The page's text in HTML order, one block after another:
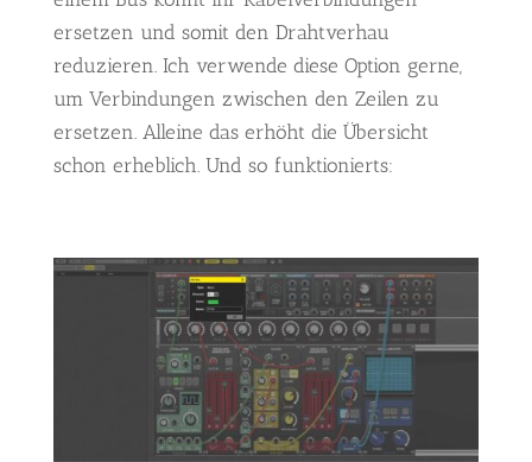
ersetzen und somit den Drahtverhau
reduzieren. Ich verwende diese Option gerne,
um Verbindungen zwischen den Zeilen zu
ersetzen. Alleine das erhöht die Übersicht
schon erheblich. Und so funktionierts: